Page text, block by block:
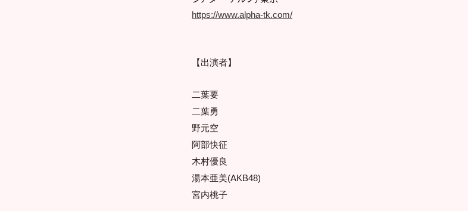
https://www.alpha-tk.com/
【出演者】
二葉要
二葉勇
野元空
阿部快征
木村優良
湯本亜美(AKB48)
宮内桃子